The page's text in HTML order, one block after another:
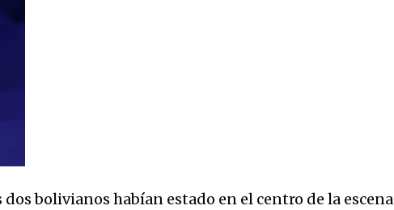
bolivianos habían estado en el centro de la escena